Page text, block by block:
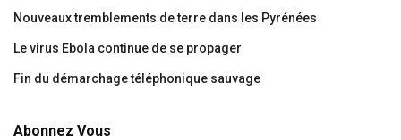
Nouveaux tremblements de terre dans les Pyrénées
Le virus Ebola continue de se propager
Fin du démarchage téléphonique sauvage
Abonnez Vous